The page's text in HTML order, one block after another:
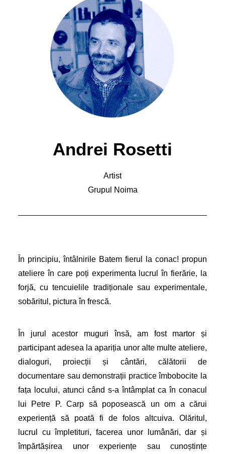
Andrei Rosetti
Artist
Grupul Noima
În principiu, întâlnirile Batem fierul la conac! propun
ateliere în care poți experimenta lucrul în fierărie, la
forjă, cu tencuielile tradiționale sau experimentale,
sobăritul, pictura în frescă.
În jurul acestor muguri însă, am fost martor și
participant adesea la apariția unor alte multe ateliere,
dialoguri, proiecții și cântări, călătorii de
documentare sau demonstrații practice îmbobocite la
fața locului, atunci când s-a întâmplat ca în conacul
lui Petre P. Carp să poposească un om a cărui
experiență să poată fi de folos altcuiva. Olăritul,
lucrul cu împletituri, facerea unor lumânări, dar și
împărtășirea unor experiențe sau cunoștințe